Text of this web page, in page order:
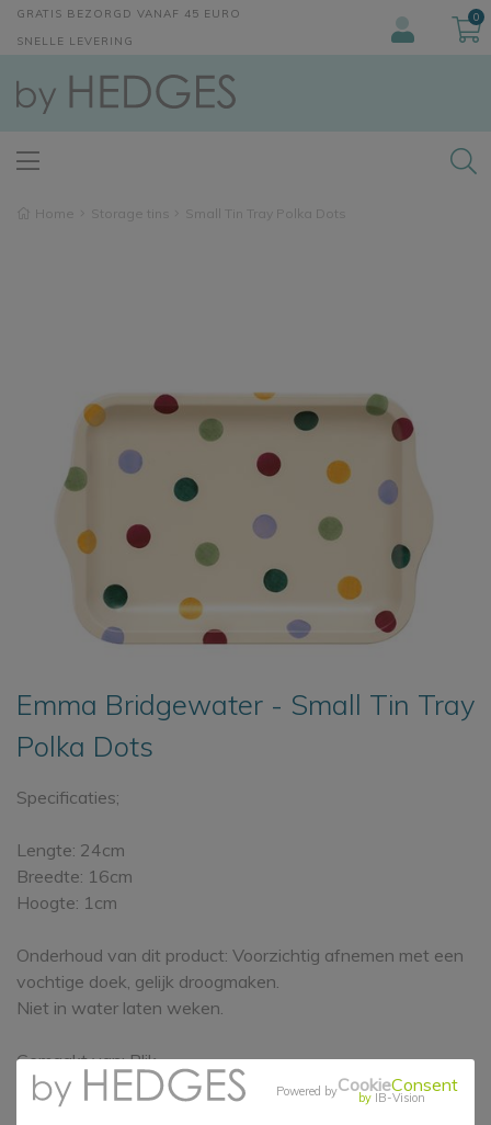
GRATIS BEZORGD VANAF 45 EURO
SNELLE LEVERING
0
Home Storage tins Small Tin Tray Polka Dots
Emma Bridgewater - Small Tin Tray
Polka Dots
Specificaties;
Lengte: 24cm
Breedte: 16cm
Hoogte: 1cm
Onderhoud van dit product: Voorzichtig afnemen met een
vochtige doek, gelijk droogmaken.
Niet in water laten weken.
Gemaakt van: Blik
Patroon
Polka Dots
Powered byCookieConsent
by IB-Vision